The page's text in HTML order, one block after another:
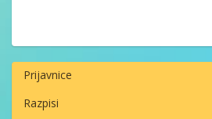
Prijavnice
Razpisi